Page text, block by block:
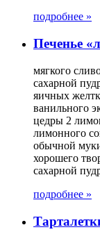
подробнее »
Печенье
мягкого
сахарной
яичных
ванильного
цедры 2
лимонного
обычной
хорошего
сахарной
подробнее »